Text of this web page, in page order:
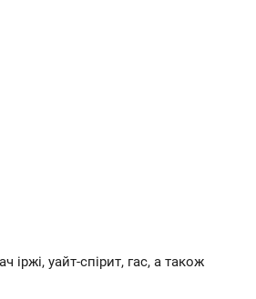
уайт-спірит, гас, а також